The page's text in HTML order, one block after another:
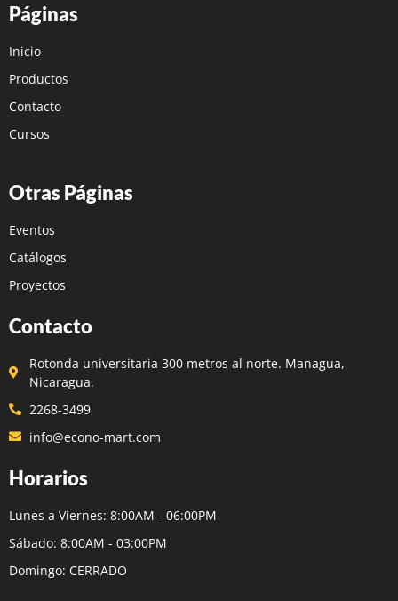
Páginas
Inicio
Productos
Contacto
Cursos
Otras Páginas
Eventos
Catálogos
Proyectos
Contacto
Rotonda universitaria 300 metros al norte. Managua,
Nicaragua.
2268-3499
info@econo-mart.com
Horarios
Lunes a Viernes: 8:00AM - 06:00PM
Sábado: 8:00AM - 03:00PM
Domingo: CERRADO